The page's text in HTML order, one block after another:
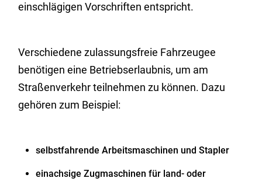
einschlägigen Vorschriften entspricht.
Verschiedene zulassungsfreie Fahrzeugee
benötigen eine Betriebserlaubnis, um am
Straßenverkehr teilnehmen zu können. Dazu
gehören zum Beispiel:
selbstfahrende Arbeitsmaschinen und Stapler
einachsige Zugmaschinen für land- oder